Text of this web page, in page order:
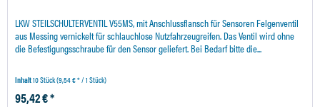
LKW STEILSCHULTERVENTIL V55MS, mit Anschlussflansch für Sensoren Felgenventil
aus Messing vernickelt für schlauchlose Nutzfahrzeugreifen. Das Ventil wird ohne
die Befestigungsschraube für den Sensor geliefert. Bei Bedarf bitte die...
Inhalt10 Stück(9,54 € * / 1 Stück)
95,42 € *